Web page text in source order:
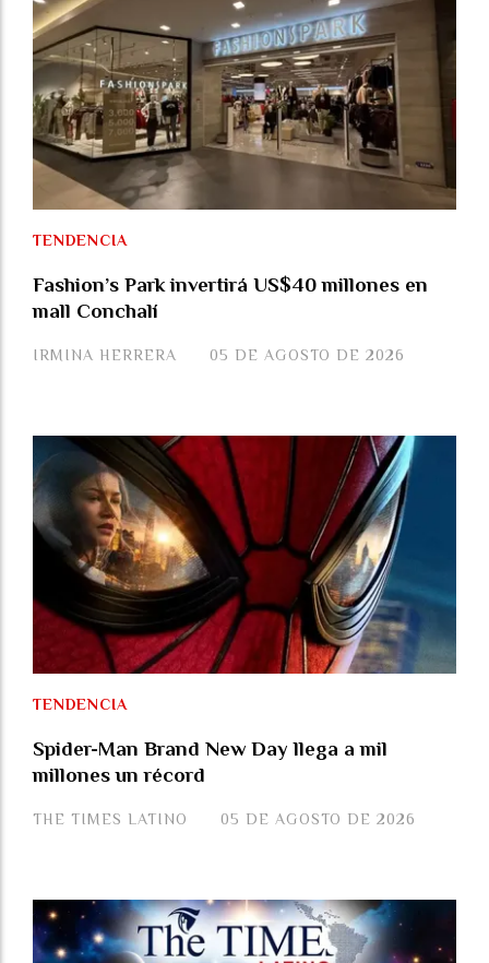
Fashion’s Park invertirá US$40 millones en
mall Conchalí
IRMINA HERRERA
TENDENCIA
05 DE AGOSTO DE 2026
Spider-Man Brand New Day llega a mil
millones un récord
THE TIMES LATINO
TENDENCIA
05 DE AGOSTO DE 2026